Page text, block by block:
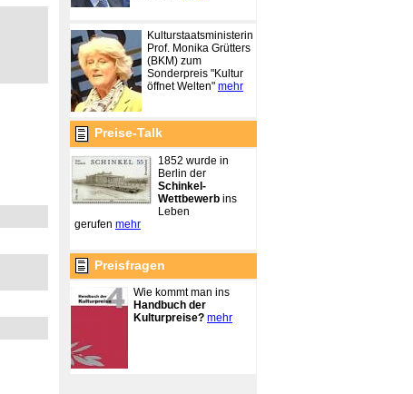
Kulturstaatsministerin
Prof. Monika Grütters
(BKM) zum
Sonderpreis "Kultur
öffnet Welten" mehr
Preise-Talk
1852 wurde in
Berlin der
Schinkel-
Wettbewerb ins
Leben
gerufen mehr
Preisfragen
Wie kommt man ins
Handbuch der
Kulturpreise? mehr